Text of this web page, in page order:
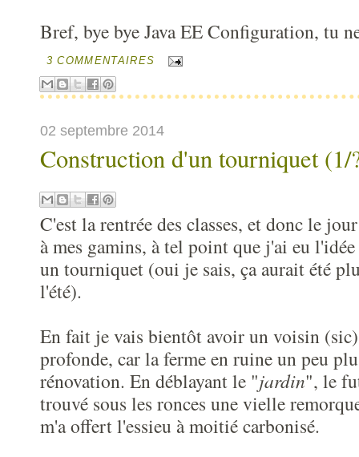
Bref, bye bye Java EE Configuration, tu
3 COMMENTAIRES
02 septembre 2014
Construction d'un tourniquet (1/
C'est la rentrée des classes, et donc le
à mes gamins, à tel point que j'ai eu
un tourniquet (oui je sais, ça aurait été
l'été).
En fait je vais bientôt avoir un voisin (sic)
profonde, car la ferme en ruine un peu
rénovation. En déblayant le "jardin", le
trouvé sous les ronces une vielle
m'a offert l'essieu à moitié carbonisé.